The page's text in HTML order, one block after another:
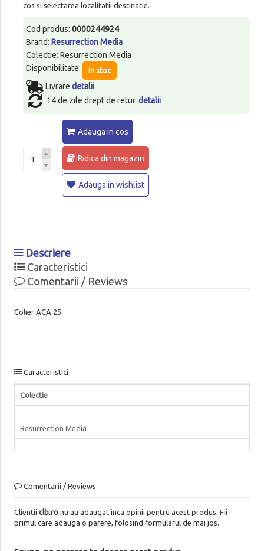
cos si selectarea localitatii destinatie.
Cod produs: 0000244924
Brand: Resurrection Media
Colectie: Resurrection Media
Disponibilitate:
In stoc
Livrare detalii
14 de zile drept de retur. detalii
Adauga in cos
Ridica din magazin
Adauga in wishlist
Descriere
Caracteristici
Comentarii / Reviews
Colier ACA 25
Caracteristici
Colectie
Resurrection Media
Comentarii / Reviews
Clientii clb.ronu au adaugat inca opinii pentru acest produs. Fii
primul care adauga o parere, folosind formularul de mai jos.